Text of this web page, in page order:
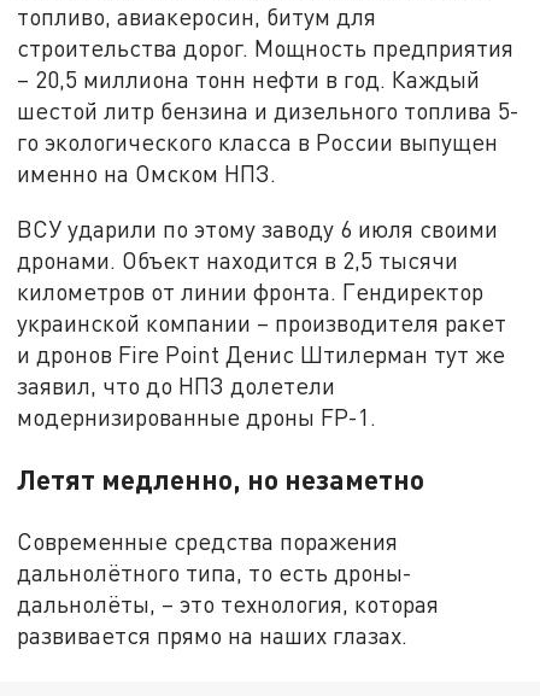
топливо, авиакеросин, битум для
строительства дорог. Мощность предприятия
– 20,5 миллиона тонн нефти в год. Каждый
шестой литр бензина и дизельного топлива 5-
го экологического класса в России выпущен
именно на Омском НПЗ.
ВСУ ударили по этому заводу 6 июля своими
дронами. Объект находится в 2,5 тысячи
километров от линии фронта. Гендиректор
украинской компании – производителя ракет
и дронов Fire Point Денис Штилерман тут же
заявил, что до НПЗ долетели
модернизированные дроны FP-1.
Летят медленно, но незаметно
Современные средства поражения
дальнолётного типа, то есть дроны-
дальнолёты, – это технология, которая
развивается прямо на наших глазах.